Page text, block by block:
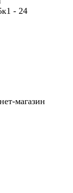
- 24
магазин